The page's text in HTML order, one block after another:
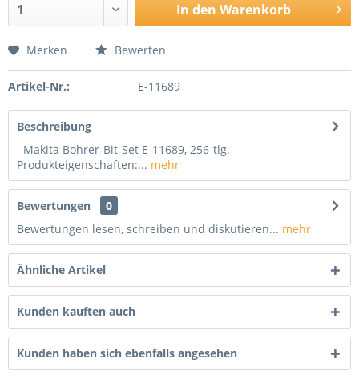
In den Warenkorb
Merken Bewerten
Artikel-Nr.: E-11689
Beschreibung
Makita Bohrer-Bit-Set E-11689, 256-tlg.
Produkteigenschaften:... mehr
Bewertungen
0
Bewertungen lesen, schreiben und diskutieren... mehr
Ähnliche Artikel
Kunden kauften auch
Kunden haben sich ebenfalls angesehen